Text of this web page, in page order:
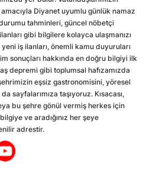
Diyanet uyumlu günlük namaz
tahminleri, güncel nöbetçi
gibi bilgilere kolayca ulaşmanızı
iş ilanları, önemli kamu duyuruları
sonuçları hakkında en doğru bilgiyi ilk
depremi gibi toplumsal hafızamızda
eşsiz gastronomisini, yöresel
sayfalarımıza taşıyoruz. Kısacası,
bu şehre gönül vermiş herkes için
ve aradığınız her şeye
adrestir.